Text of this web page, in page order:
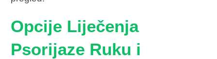
Opcije Liječenja
Psorijaze Ruku i